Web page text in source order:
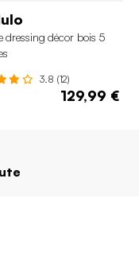
dressing décor bois 5
3.8 (12)
129,99 €